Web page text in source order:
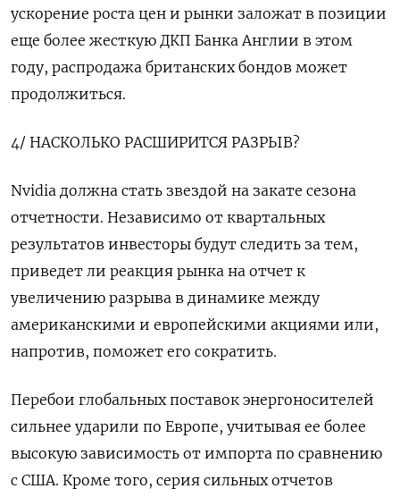
ускорение роста цен и рынки заложат в позиции
еще более жесткую ДКП Банка Англии в этом
году, распродажа британских бондов может
продолжиться.
4/ НАСКОЛЬКО РАСШИРИТСЯ РАЗРЫВ?
Nvidia должна стать звездой на закате сезона
отчетности. Независимо от квартальных
результатов инвесторы будут следить за тем,
приведет ли реакция рынка на отчет к
увеличению разрыва в динамике между
американскими и европейскими акциями или,
напротив, поможет его сократить.
Перебои глобальных поставок энергоносителей
сильнее ударили по Европе, учитывая ее более
высокую зависимость от импорта по сравнению
с США. Кроме того, серия сильных отчетов